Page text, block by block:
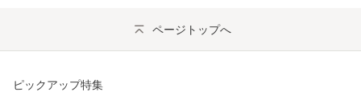
ページトップへ
ピックアップ特集